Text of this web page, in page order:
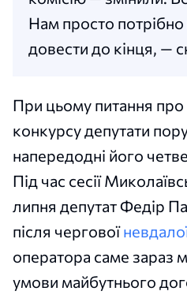
Нам просто
довести до кінця, —
При цьому питання
конкурсу депутати
напередодні його
Під час сесії
липня депутат Федір
після чергової
оператора саме зараз
умови майбутнього